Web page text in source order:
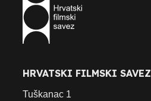
HRVATSKI FILMSKI SAVEZ
Tuškanac 1